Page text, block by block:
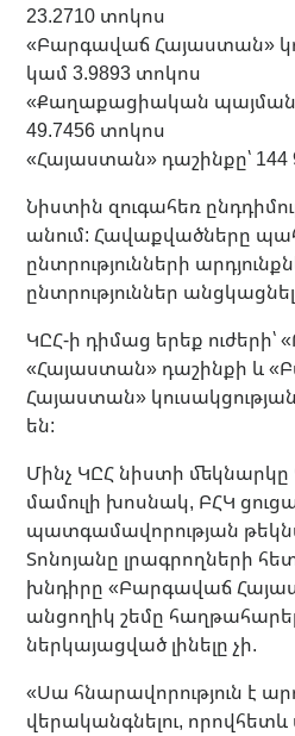
23.2710 տոկոս
«Բարգավաճ Հայաստան»
կամ 3.9893 տոկոս
«Քաղաքացիական
49.7456 տոկոս
«Հայաստան» դաշինքը՝ 144
Նիստին զուգահեռ
անում: Հավաքվածները
ընտրությունների
ընտրություններ
ԿԸՀ-ի դիմաց երեք ուժերի՝
«Հայաստան» դաշինքի և
Հայաստան»
են:
Մինչ ԿԸՀ նիստի
մամուլի խոսնակ, ԲՀԿ
պատգամավորության
Տոնոյանը լրագրողների հետ
խնդիրը «Բարգավաճ
անցողիկ շեմը
ներկայացված լինելը չի.
«Սա հնարավորություն է
վերականգնելու,